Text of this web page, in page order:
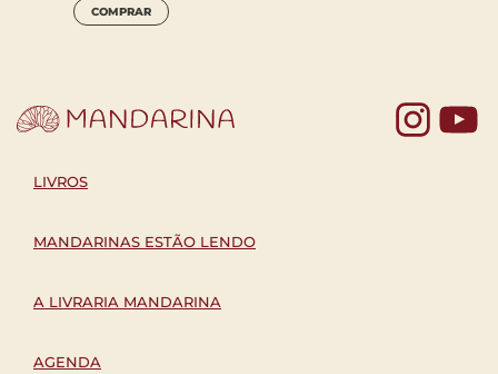
COMPRAR
LIVROS
MANDARINAS ESTÃO LENDO
A LIVRARIA MANDARINA
AGENDA